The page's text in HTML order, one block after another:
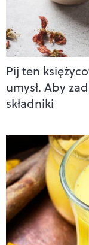
Pij ten
umysł. Aby
składniki